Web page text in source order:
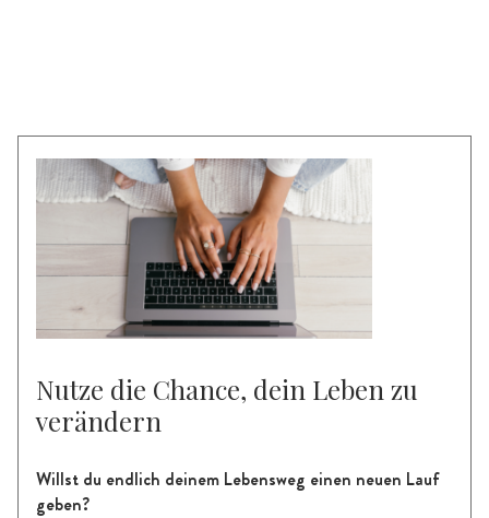
Nutze die Chance, dein Leben zu
verändern
Willst du endlich deinem Lebensweg einen neuen Lauf
geben?